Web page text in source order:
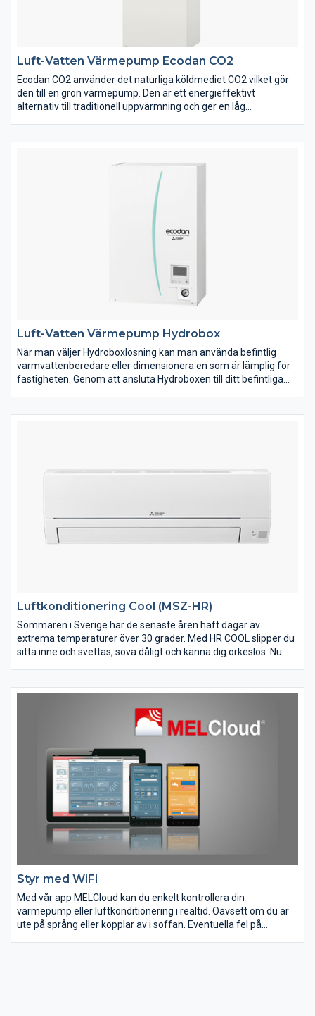
Luft-Vatten Värmepump Ecodan CO2
Ecodan CO2 använder det naturliga köldmediet CO2 vilket gör
den till en grön värmepump. Den är ett energieffektivt
alternativ till traditionell uppvärmning och ger en låg
luft-vattenvärmepump som enkelt kan styras trådlöst via WiFi.
Ecodan CO2 utomhusenhet kan leverera upp till 70°C
varmvatten till 200 literstanken. Utöver det kan färskvatten
direkt upphettas till 65°C via Mitsubishi Electrics unika
plattvärmeväxlare. Det innebär varmvattenvolym motsvarande
en ca 400 literstank, perfekt för dig med stort
Luft-Vatten Värmepump Hydrobox
När man väljer Hydroboxlösning kan man använda befintlig
varmvattenberedare eller dimensionera en som är lämplig för
fastigheten. Genom att ansluta Hydroboxen till ditt befintliga
ditt hus. Innerdelen är inte mer än 0,8 meter hög, men är trots
Luftkonditionering Cool (MSZ-HR)
Sommaren i Sverige har de senaste åren haft dagar av
extrema temperaturer över 30 grader. Med HR COOL slipper du
sitta inne och svettas, sova dåligt och känna dig orkeslös. Nu
ett inomhusklimat anpassat för sommarens värmebölja blir
HR COOL kyler snabbt och energieffektivt ned ett varmt rum till
är luftflödet speciellt anpassat till kyla. Det gör att luften
effektivt når rummets alla utrymmen och du snabbt får den
önskade temperaturen.
Styr med WiFi
Med vår app MELCloud kan du enkelt kontrollera din
värmepump eller luftkonditionering i realtid. Oavsett om du är
ute på språng eller kopplar av i soffan. Eventuella fel på